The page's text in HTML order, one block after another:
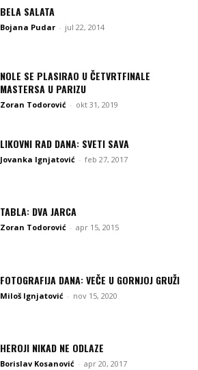
BELA SALATA
Bojana Pudar - jul 22, 2014
NOLE SE PLASIRAO U ČETVRTFINALE
MASTERSA U PARIZU
Zoran Todorović - okt 31, 2019
LIKOVNI RAD DANA: SVETI SAVA
Jovanka Ignjatović - feb 27, 2017
TABLA: DVA JARCA
Zoran Todorović - apr 15, 2015
FOTOGRAFIJA DANA: VEČE U GORNJOJ GRUŽI
Miloš Ignjatović - nov 15, 2020
HEROJI NIKAD NE ODLAZE
Borislav Kosanović - apr 20, 2017